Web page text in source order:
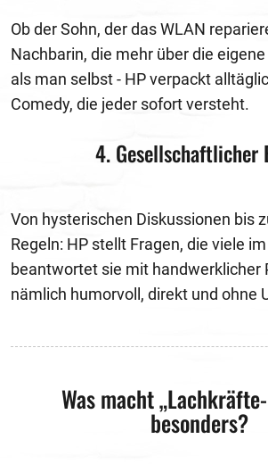
Ob der Sohn, der das WLAN
Nachbarin, die mehr über die
als man selbst - HP verpackt
Comedy, die jeder sofort versteht.
4. Gesellschaftlicher
Von hysterischen Diskussionen bis
Regeln: HP stellt Fragen, die viele
beantwortet sie mit handwerklicher
nämlich humorvoll, direkt und ohne
Was macht
besonders?